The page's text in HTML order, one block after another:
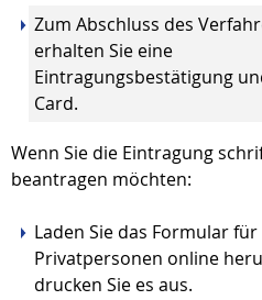
Zum Abschluss des
erhalten Sie eine
Eintragungsbestätigung
Card.
Wenn Sie die Eintragung
beantragen möchten:
Laden Sie das Formular für
Privatpersonen online
drucken Sie es aus.